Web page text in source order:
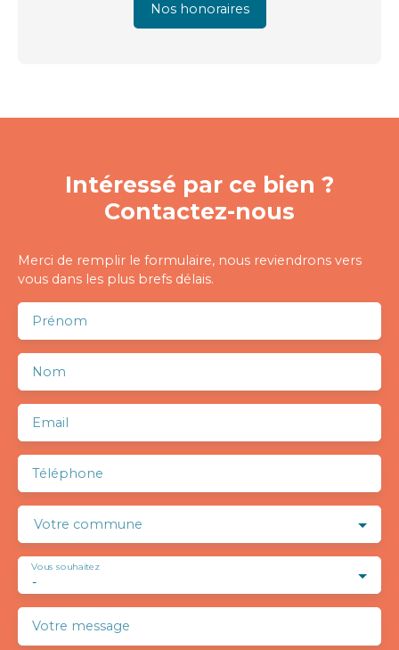
Nos honoraires
Intéressé par ce bien ?
Contactez-nous
Merci de remplir le formulaire, nous reviendrons vers
vous dans les plus brefs délais.
Prénom
Nom
Email
Téléphone
Votre commune
-
Vous souhaitez
Votre message